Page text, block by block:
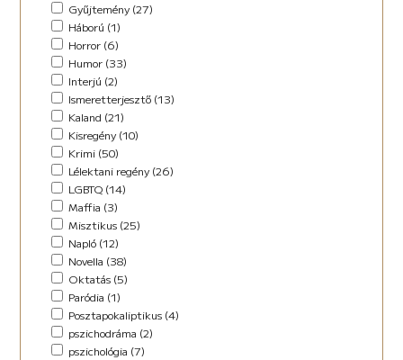
Misztikus (9)
Napló (4)
New Adult (5)
Novella (34)
Oktatás (2)
Paródia (3)
Regény (42)
Romantikus (29)
Sci-fi (14)
Steampunk (1)
Urban Fantasy (2)
Utikönyv (8)
Válogatott írások (48)
Vers (17)
Gyűjtemény (27)
Háború (1)
Horror (6)
Humor (33)
Interjú (2)
Ismeretterjesztő (13)
Kaland (21)
Kisregény (10)
Krimi (50)
Lélektani regény (26)
LGBTQ (14)
Maffia (3)
Misztikus (25)
Napló (12)
Novella (38)
Oktatás (5)
Paródia (1)
Posztapokaliptikus (4)
pszichodráma (2)
pszichológia (7)